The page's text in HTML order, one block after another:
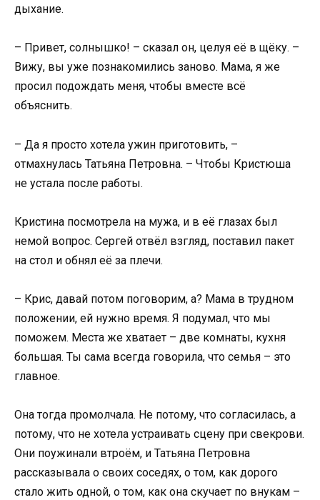
дыхание.
– Привет, солнышко! – сказал он, целуя её в щёку. –
Вижу, вы уже познакомились заново. Мама, я же
просил подождать меня, чтобы вместе всё
объяснить.
– Да я просто хотела ужин приготовить, –
отмахнулась Татьяна Петровна. – Чтобы Кристюша
не устала после работы.
Кристина посмотрела на мужа, и в её глазах был
немой вопрос. Сергей отвёл взгляд, поставил пакет
на стол и обнял её за плечи.
– Крис, давай потом поговорим, а? Мама в трудном
положении, ей нужно время. Я подумал, что мы
поможем. Места же хватает – две комнаты, кухня
большая. Ты сама всегда говорила, что семья – это
главное.
Она тогда промолчала. Не потому, что согласилась, а
потому, что не хотела устраивать сцену при свекрови.
Они поужинали втроём, и Татьяна Петровна
рассказывала о своих соседях, о том, как дорого
стало жить одной, о том, как она скучает по внукам –